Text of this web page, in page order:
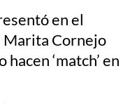
en el
Marita Cornejo
‘match’ en